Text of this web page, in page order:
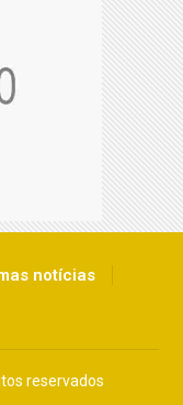
notícias
reservados